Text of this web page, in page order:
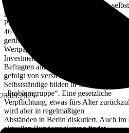
23.09.2025
Umfrageteilnehmer attestieren sich
Ruhestandsvorsorge. Weitere 22
Prozent geben sich unsicher bezüglich
46 Prozent sehen sich gut
gerüstet für den letzten
Wertpapiere,
Investmentfonds und Sachwertanlagen
Befragten am beliebtesten,
gefolgt von versicherungsbasierten
Selbstständige bilden in Sachen
„Problemgruppe“. Eine gesetzliche
Verpflichtung, etwas fürs Alter
wird aber in regelmäßigen
Abständen in Berlin diskutiert. Auch im
aktuellen Bundesregierung findet